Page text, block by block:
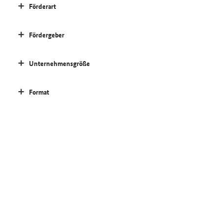
Förderart
Fördergeber
Unternehmensgröße
Format